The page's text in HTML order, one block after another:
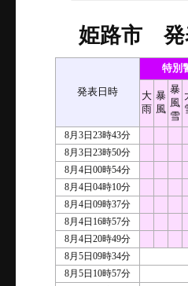
姫路市 発
発表日時
特別
大
雨
暴
風
暴
風
雪
8月3日23時43分
8月3日23時50分
8月4日00時54分
8月4日04時10分
8月4日09時37分
8月4日16時57分
8月4日20時49分
8月5日09時34分
8月5日10時57分